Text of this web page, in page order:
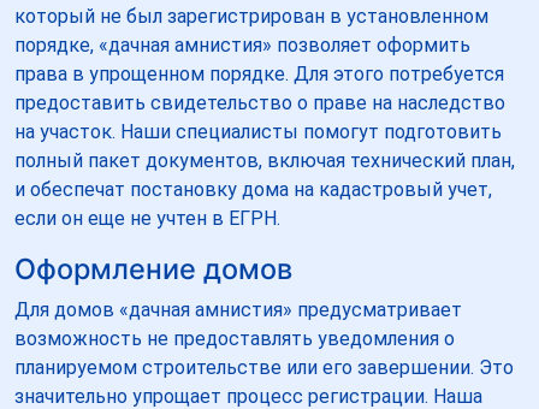
который не был зарегистрирован в установленном
порядке, «дачная амнистия» позволяет оформить
права в упрощенном порядке. Для этого потребуется
предоставить свидетельство о праве на наследство
на участок. Наши специалисты помогут подготовить
полный пакет документов, включая технический план,
и обеспечат постановку дома на кадастровый учет,
если он еще не учтен в ЕГРН.
Оформление домов
Для домов «дачная амнистия» предусматривает
возможность не предоставлять уведомления о
планируемом строительстве или его завершении. Это
значительно упрощает процесс регистрации. Наша